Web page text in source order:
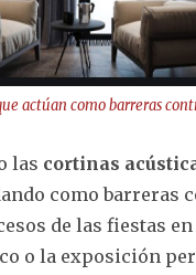
actúan como barreras
las cortinas
como barreras
de las fiestas
o la exposición